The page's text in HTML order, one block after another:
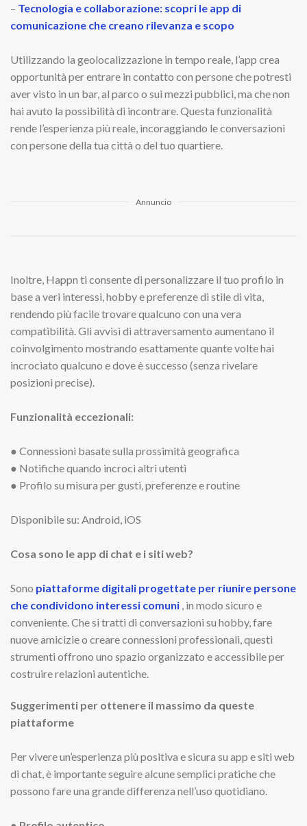
– Tecnologia e collaborazione: scopri le app di
comunicazione che creano rilevanza e scopo
Utilizzando la geolocalizzazione in tempo reale, l’app crea
opportunità per entrare in contatto con persone che potresti
aver visto in un bar, al parco o sui mezzi pubblici, ma che non
hai avuto la possibilità di incontrare. Questa funzionalità
rende l’esperienza più reale, incoraggiando le conversazioni
con persone della tua città o del tuo quartiere.
Annuncio
Inoltre, Happn ti consente di personalizzare il tuo profilo in
base a veri interessi, hobby e preferenze di stile di vita,
rendendo più facile trovare qualcuno con una vera
compatibilità. Gli avvisi di attraversamento aumentano il
coinvolgimento mostrando esattamente quante volte hai
incrociato qualcuno e dove è successo (senza rivelare
posizioni precise).
Funzionalità eccezionali:
● Connessioni basate sulla prossimità geografica
● Notifiche quando incroci altri utenti
● Profilo su misura per gusti, preferenze e routine
Disponibile su: Android, iOS
Cosa sono le app di chat e i siti web?
Sono piattaforme digitali progettate per riunire persone
che condividono interessi comuni , in modo sicuro e
conveniente. Che si tratti di conversazioni su hobby, fare
nuove amicizie o creare connessioni professionali, questi
strumenti offrono uno spazio organizzato e accessibile per
costruire relazioni autentiche.
Suggerimenti per ottenere il massimo da queste
piattaforme
Per vivere un’esperienza più positiva e sicura su app e siti web
di chat, è importante seguire alcune semplici pratiche che
possono fare una grande differenza nell’uso quotidiano.